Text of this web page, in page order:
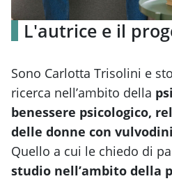
L'autrice e il
Sono Carlotta Trisolini e
ricerca nell’ambito della
benessere psicologico,
delle donne con
Quello a cui le chiedo di
studio nell’ambito della